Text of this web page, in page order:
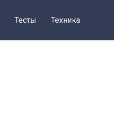
Тесты Техника